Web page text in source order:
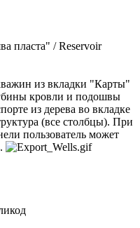
пласта" / Reservoir
из вкладки "Карты"
кровли и подошвы
из дерева во вкладке
(все столбцы). При
пользователь может